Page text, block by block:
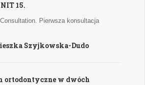
15.
Pierwsza konsultacja
Szyjkowska-Dudo
ortodontyczne w dwóch